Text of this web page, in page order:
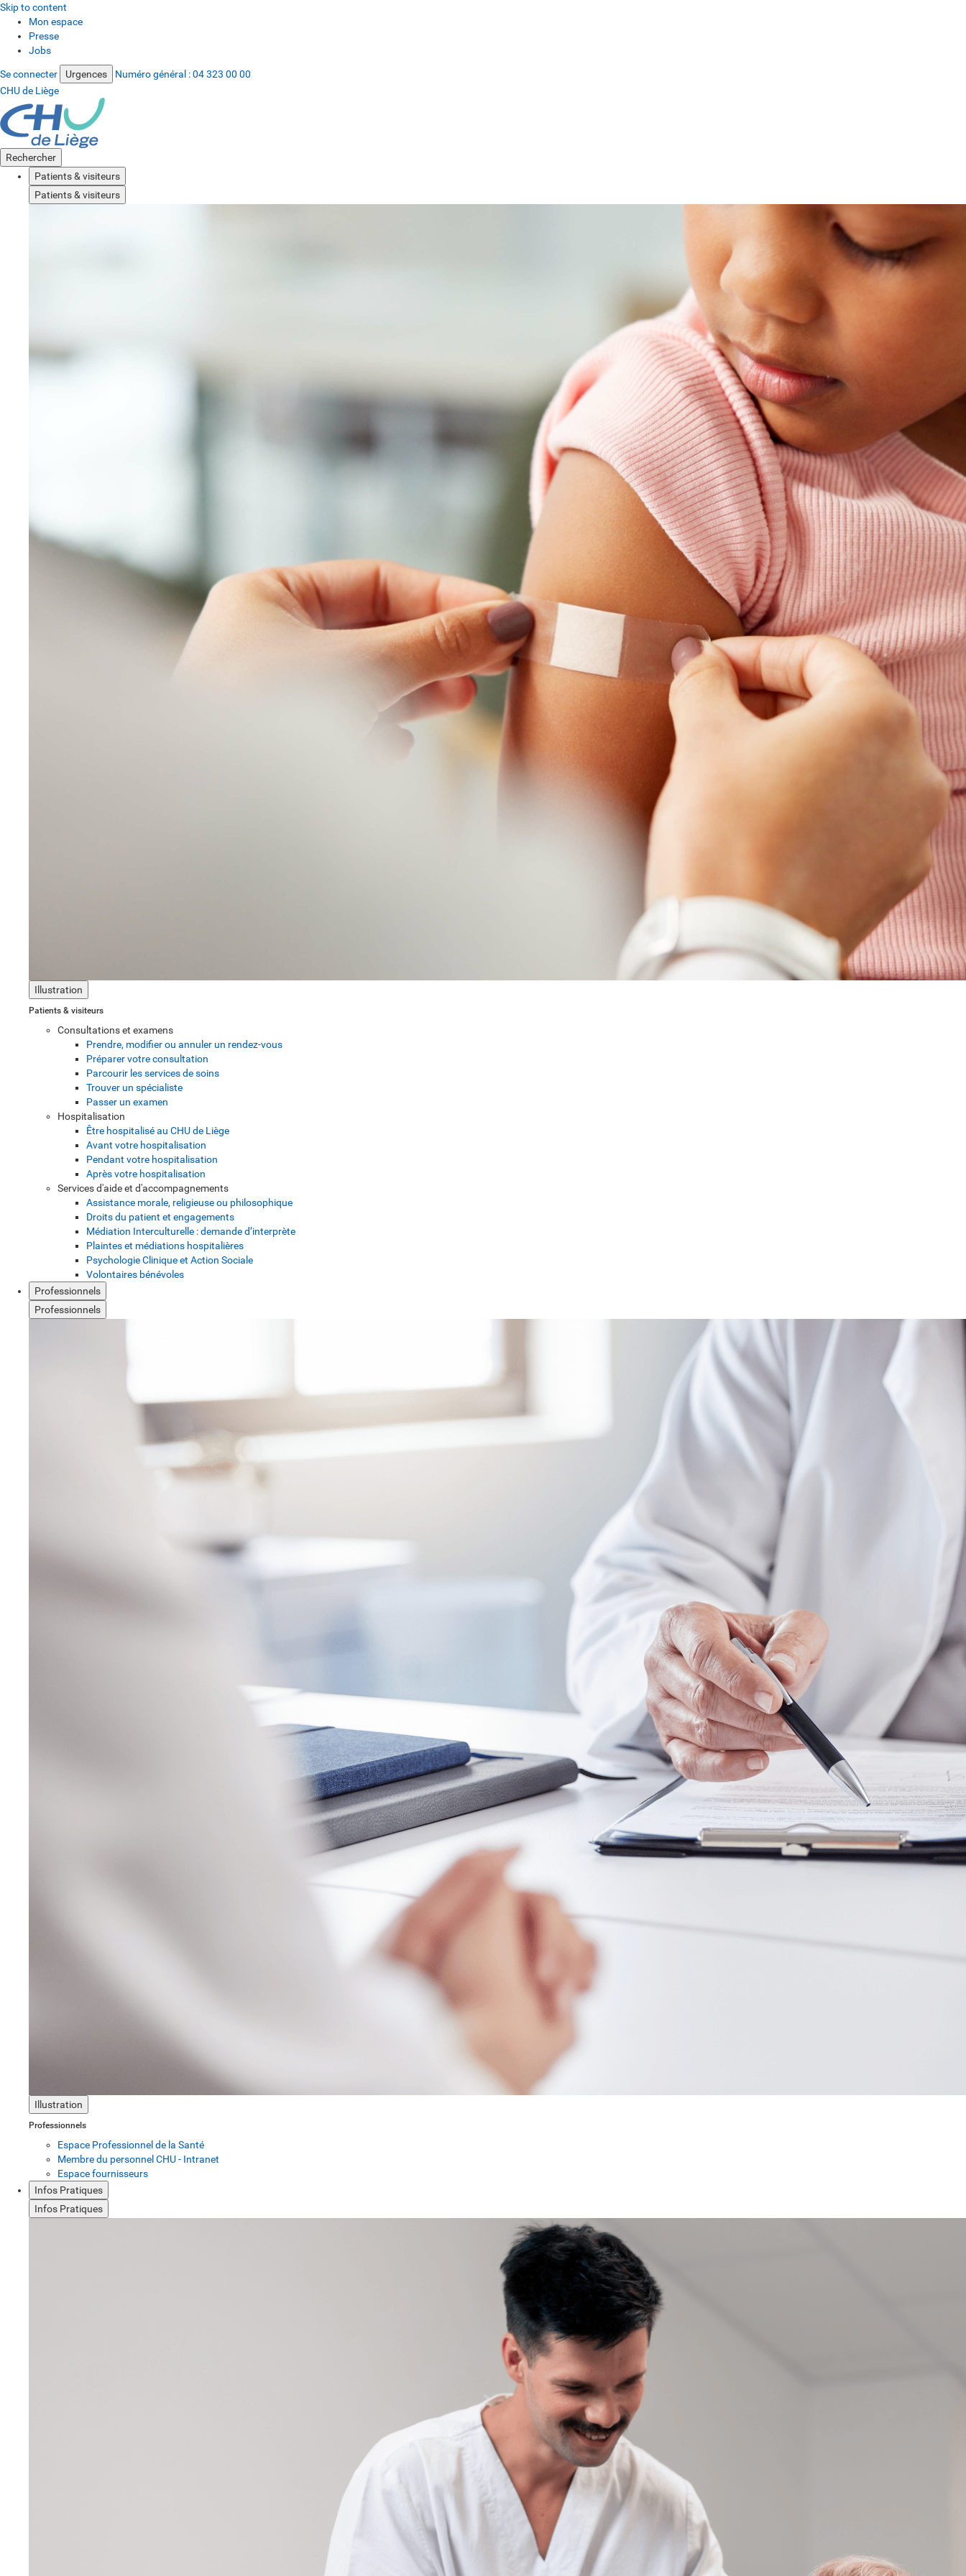
Skip to content
Mon espace
Presse
Jobs
Se connecter Urgences Numéro général :04 323 00 00
CHU de Liège
Rechercher
Patients & visiteurs
Patients & visiteurs
Illustration
Patients & visiteurs
Consultations et examens
Prendre, modifier ou annuler un rendez-vous
Préparer votre consultation
Parcourir les services de soins
Trouver un spécialiste
Passer un examen
Hospitalisation
Être hospitalisé au CHU de Liège
Avant votre hospitalisation
Pendant votre hospitalisation
Après votre hospitalisation
Services d'aide et d'accompagnements
Assistance morale, religieuse ou philosophique
Droits du patient et engagements
Médiation Interculturelle : demande d’interprète
Plaintes et médiations hospitalières
Psychologie Clinique et Action Sociale
Volontaires bénévoles
Professionnels
Professionnels
Illustration
Professionnels
Espace Professionnel de la Santé
Membre du personnel CHU - Intranet
Espace fournisseurs
Infos Pratiques
Infos Pratiques